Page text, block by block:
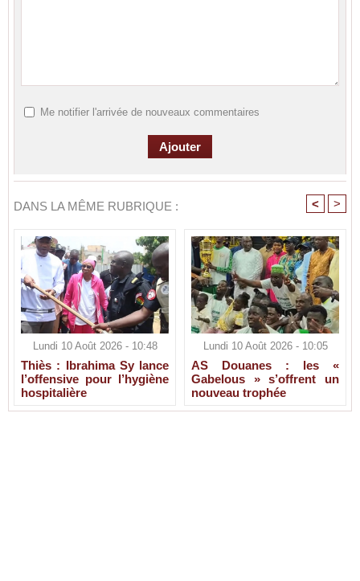
Me notifier l'arrivée de nouveaux commentaires
DANS LA MÊME RUBRIQUE : < >
Lundi 10 Août 2026 - 10:48
Thiès : Ibrahima Sy lance
l’offensive pour l’hygiène
hospitalière
Lundi 10 Août 2026 - 10:05
AS Douanes : les «
Gabelous » s’offrent un
nouveau trophée